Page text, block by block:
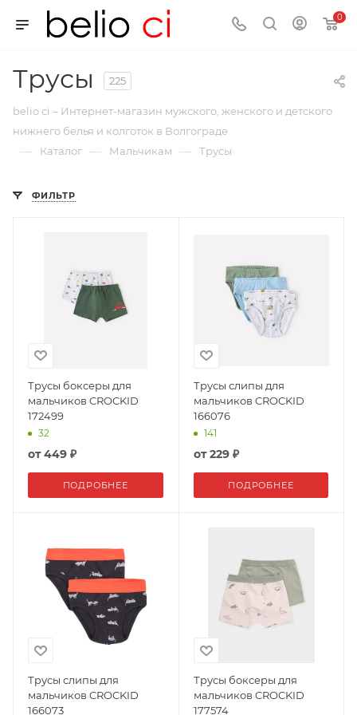
0
Трусы 225
belio ci – Интернет-магазин мужского, женского и детского
нижнего белья и колготок в Волгограде
— Каталог — Мальчикам — Трусы
ФИЛЬТР
Трусы боксеры для
мальчиков CROCKID
172499
32
от449 ₽
ПОДРОБНЕЕ
Трусы слипы для
мальчиков CROCKID
166076
141
от229 ₽
ПОДРОБНЕЕ
Трусы слипы для
мальчиков CROCKID
166073
Трусы боксеры для
мальчиков CROCKID
177574